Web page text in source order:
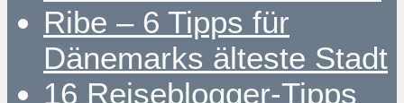
Ribe – 6 Tipps für
Dänemarks älteste Stadt
16 Reiseblogger-Tipps